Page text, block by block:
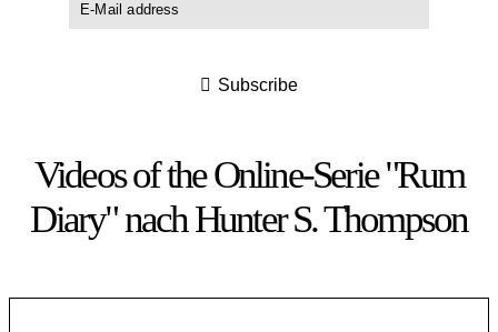
Subscribe
Videos of the Online-Serie "Rum
Diary" nach Hunter S. Thompson